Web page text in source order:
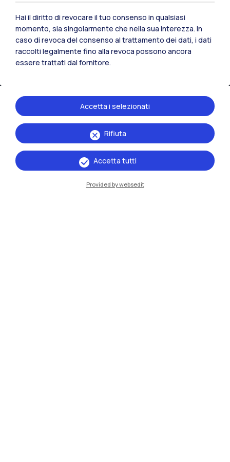
IT EN
Milano Bovisa
Cremona
Lecco
Mantova
Hai il diritto di revocare il tuo consenso in qualsiasi
momento, sia singolarmente che nella sua interezza. In
caso di revoca del consenso al trattamento dei dati, i dati
raccolti legalmente fino alla revoca possono ancora
essere trattati dal fornitore.
Rifiuta
Accetta i selezionati
Accetta tutti
Provided by websedit